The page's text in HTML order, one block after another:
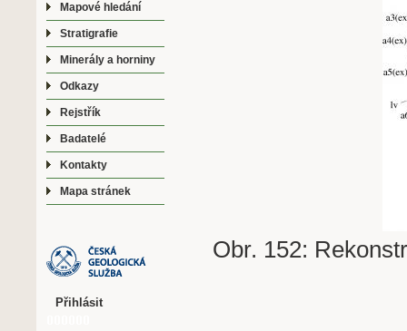
Mapové hledání
Stratigrafie
Minerály a horniny
Odkazy
Rejstřík
Badatelé
Kontakty
Mapa stránek
Přihlásit
Obr. 152: